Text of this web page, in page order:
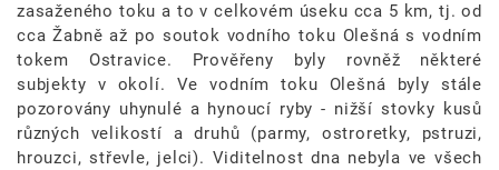
zasaženého toku a to v celkovém úseku cca 5 km, tj. od
cca Žabně až po soutok vodního toku Olešná s vodním
tokem Ostravice. Prověřeny byly rovněž některé
subjekty v okolí. Ve vodním toku Olešná byly stále
pozorovány uhynulé a hynoucí ryby - nižší stovky kusů
různých velikostí a druhů (parmy, ostroretky, pstruzi,
hrouzci, střevle, jelci). Viditelnost dna nebyla ve všech